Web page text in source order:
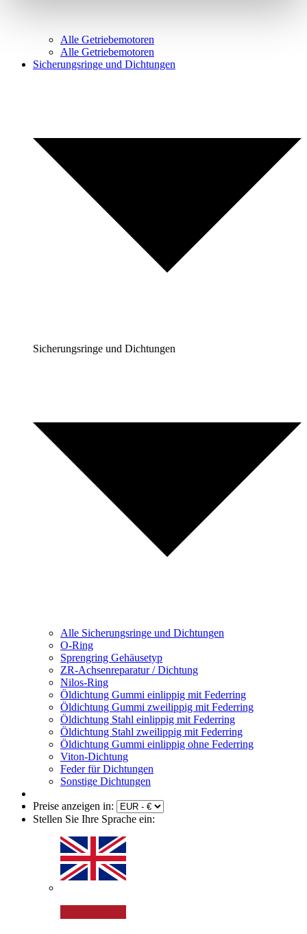
Alle Getriebemotoren
Alle Getriebemotoren
Sicherungsringe und Dichtungen
Sicherungsringe und Dichtungen
Alle Sicherungsringe und Dichtungen
O-Ring
Sprengring Gehäusetyp
ZR-Achsenreparatur / Dichtung
Nilos-Ring
Öldichtung Gummi einlippig mit Federring
Öldichtung Gummi zweilippig mit Federring
Öldichtung Stahl einlippig mit Federring
Öldichtung Stahl zweilippig mit Federring
Öldichtung Gummi einlippig ohne Federring
Viton-Dichtung
Feder für Dichtungen
Sonstige Dichtungen
Preise anzeigen in:
Stellen Sie Ihre Sprache ein: